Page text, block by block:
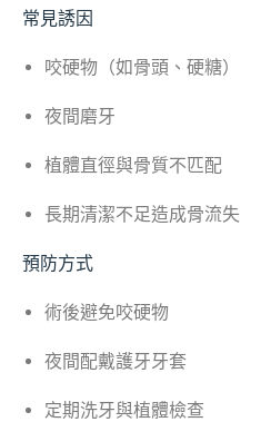
常見誘因
咬硬物（如骨頭、硬糖）
夜間磨牙
植體直徑與骨質不匹配
長期清潔不足造成骨流失
預防方式
術後避免咬硬物
夜間配戴護牙牙套
定期洗牙與植體檢查